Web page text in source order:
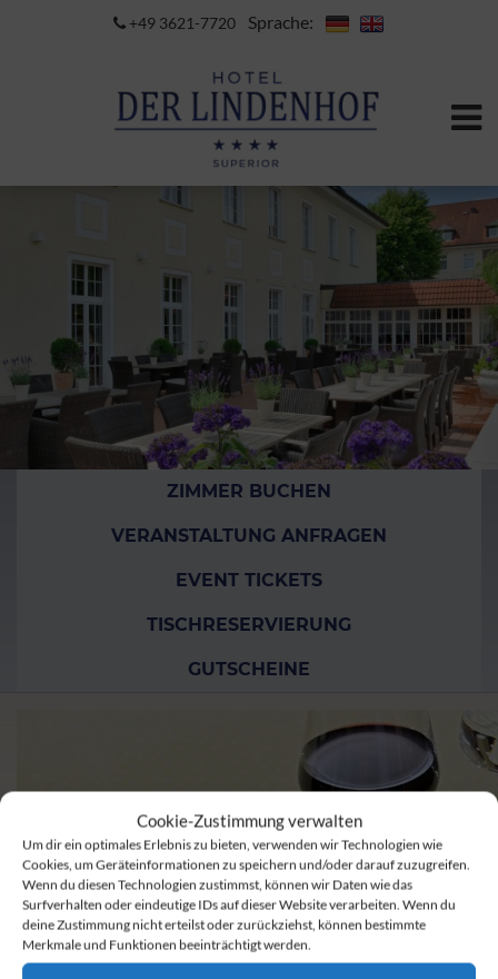
Cookie-Zustimmung verwalten
Um dir ein optimales Erlebnis zu bieten, verwenden wir Technologien wie
Cookies, um Geräteinformationen zu speichern und/oder darauf zuzugreifen.
Wenn du diesen Technologien zustimmst, können wir Daten wie das
Surfverhalten oder eindeutige IDs auf dieser Website verarbeiten. Wenn du
deine Zustimmung nicht erteilst oder zurückziehst, können bestimmte
Merkmale und Funktionen beeinträchtigt werden.
+49 3621-7720 Sprache:
ZIMMER BUCHEN
VERANSTALTUNG ANFRAGEN
EVENT TICKETS
TISCHRESERVIERUNG
GUTSCHEINE